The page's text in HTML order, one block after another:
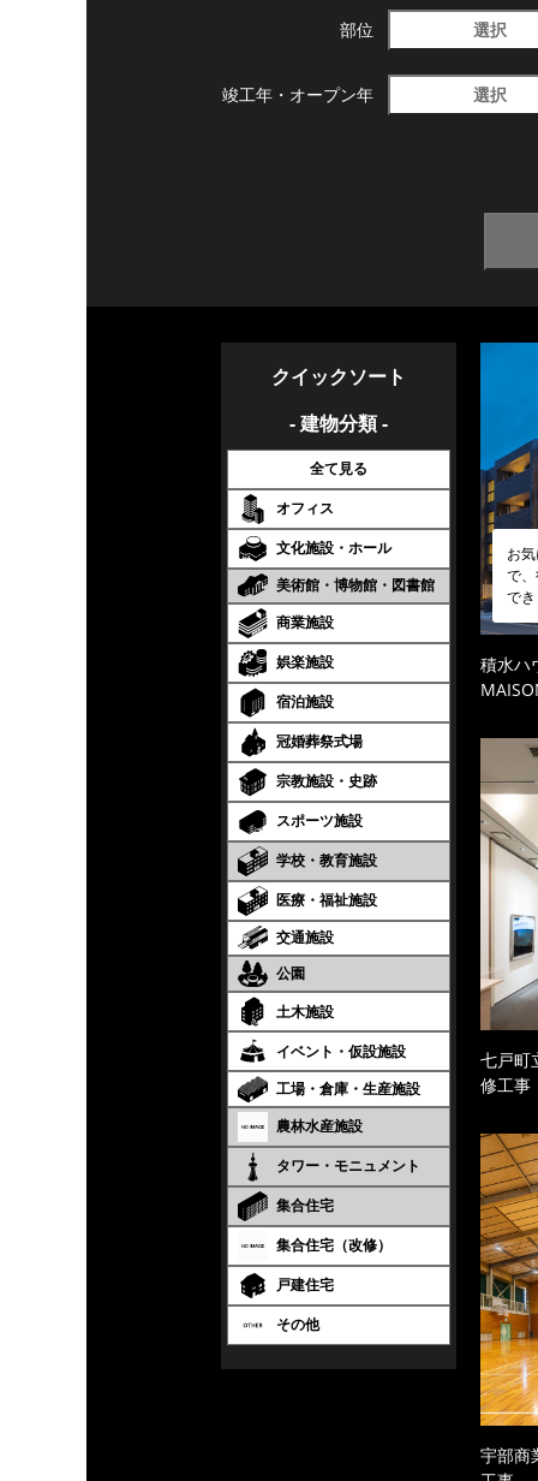
部位 選択
竣工年・ オープン年 選択
クイックソート
- 建物分類 -
全て見る
オフィス
文化施設・ホール
美術館・博物館・図書館
商業施設
娯楽施設
宿泊施設
冠婚葬祭式場
宗教施設・史跡
スポーツ施設
学校・教育施設
医療・福祉施設
交通施設
公園
土木施設
イベント・仮設施設
工場・倉庫・生産施設
農林水産施設
タワー・モニュメント
集合住宅
集合住宅（改修）
戸建住宅
その他
お
で
で
積水
七戸町
修工事
宇部商